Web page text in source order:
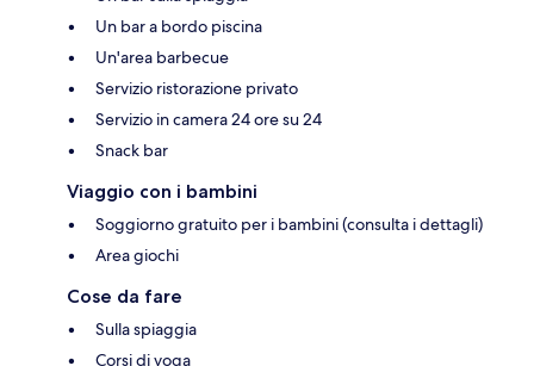
Un bar a bordo piscina
Un'area barbecue
Servizio ristorazione privato
Servizio in camera 24 ore su 24
Snack bar
Viaggio con i bambini
Soggiorno gratuito per i bambini (consulta i dettagli)
Area giochi
Cose da fare
Sulla spiaggia
Corsi di yoga